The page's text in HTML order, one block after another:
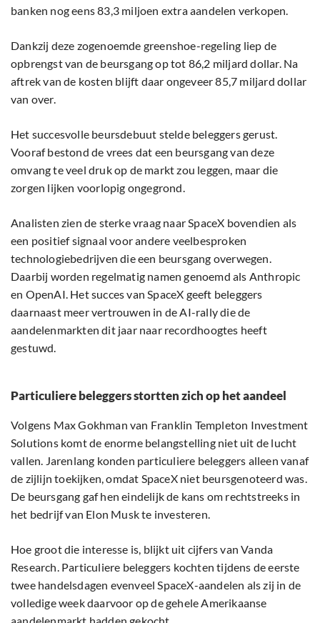
banken nog eens 83,3 miljoen extra aandelen verkopen.
Dankzij deze zogenoemde greenshoe-regeling liep de
opbrengst van de beursgang op tot 86,2 miljard dollar. Na
aftrek van de kosten blijft daar ongeveer 85,7 miljard dollar
van over.
Het succesvolle beursdebuut stelde beleggers gerust.
Vooraf bestond de vrees dat een beursgang van deze
omvang te veel druk op de markt zou leggen, maar die
zorgen lijken voorlopig ongegrond.
Analisten zien de sterke vraag naar SpaceX bovendien als
een positief signaal voor andere veelbesproken
technologiebedrijven die een beursgang overwegen.
Daarbij worden regelmatig namen genoemd als Anthropic
en OpenAI. Het succes van SpaceX geeft beleggers
daarnaast meer vertrouwen in de AI-rally die de
aandelenmarkten dit jaar naar recordhoogtes heeft
gestuwd.
Particuliere beleggers stortten zich op het aandeel
Volgens Max Gokhman van Franklin Templeton Investment
Solutions komt de enorme belangstelling niet uit de lucht
vallen. Jarenlang konden particuliere beleggers alleen vanaf
de zijlijn toekijken, omdat SpaceX niet beursgenoteerd was.
De beursgang gaf hen eindelijk de kans om rechtstreeks in
het bedrijf van Elon Musk te investeren.
Hoe groot die interesse is, blijkt uit cijfers van Vanda
Research. Particuliere beleggers kochten tijdens de eerste
twee handelsdagen evenveel SpaceX-aandelen als zij in de
volledige week daarvoor op de gehele Amerikaanse